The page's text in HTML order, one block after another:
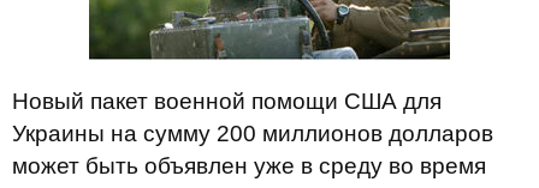
Новый пакет военной помощи США для
Украины на сумму 200 миллионов долларов
может быть объявлен уже в среду во время